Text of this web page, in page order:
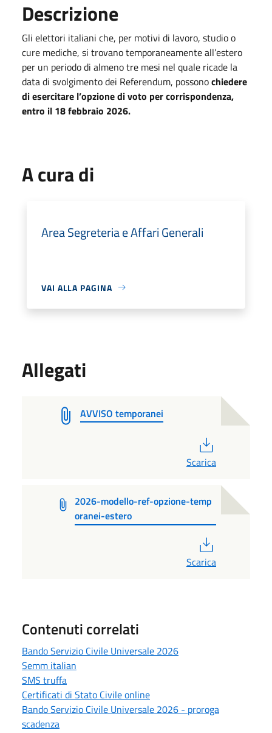
Descrizione
Gli elettori italiani che, per motivi di lavoro, studio o
cure mediche, si trovano temporaneamente all’estero
per un periodo di almeno tre mesi nel quale ricade la
data di svolgimento dei Referendum, possonochiedere
di esercitare l’opzione di voto per corrispondenza,
entro il 18 febbraio 2026.
A cura di
Area Segreteria e Affari Generali
VAI ALLA PAGINA
Allegati
AVVISO temporanei
Scarica
2026-modello-ref-opzione-temp
oranei-estero
Scarica
Contenuti correlati
Bando Servizio Civile Universale 2026
Semm italian
SMS truffa
Certificati di Stato Civile online
Bando Servizio Civile Universale 2026 - proroga
scadenza